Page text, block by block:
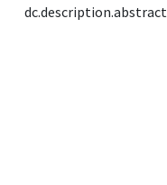
dc.description.abstract